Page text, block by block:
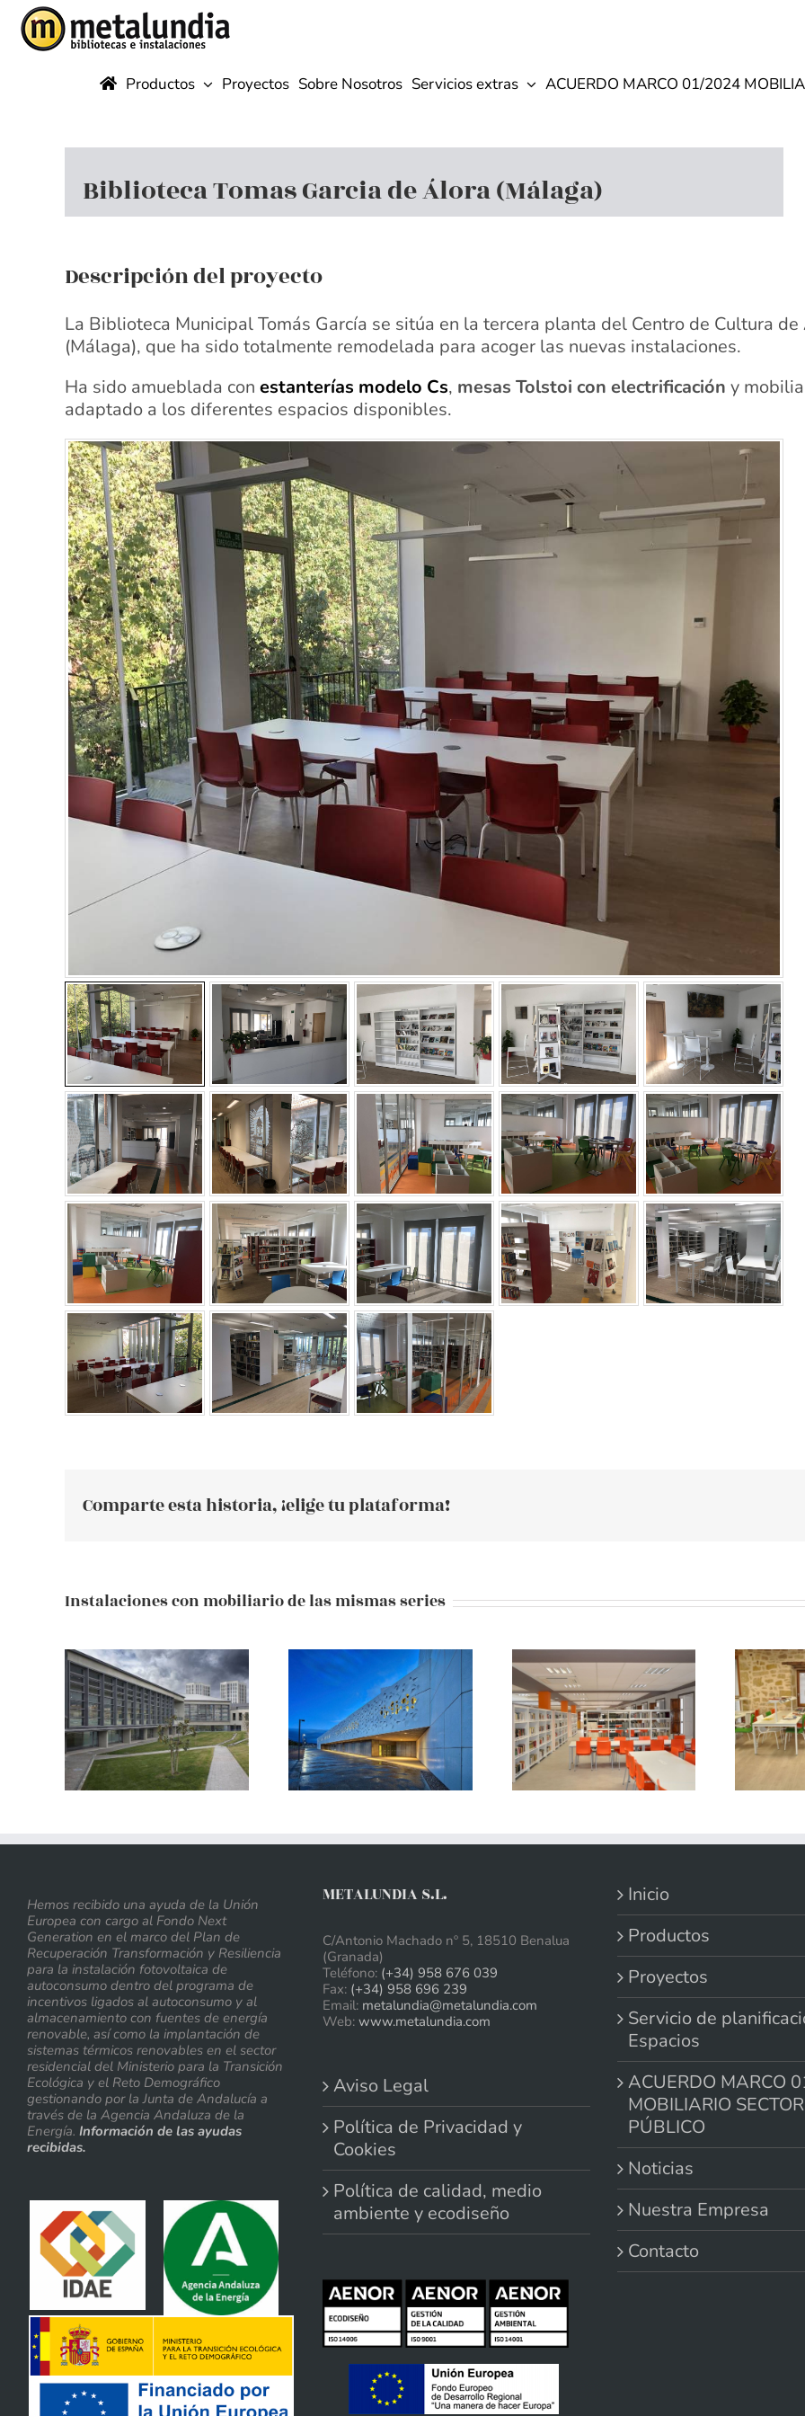
Saltar
contenido
Productos Proyectos Sobre Nosotros Servicios extras ACUERDO MARCO 01/2024
Biblioteca Tomas Garcia de Álora (Málaga)
Descripción del proyecto
La Biblioteca Municipal Tomás García se sitúa en la tercera planta del Centro de Cultura de
(Málaga), que ha sido totalmente remodelada para acoger las nuevas instalaciones.
Ha sido amueblada con estanterías modelo Cs, mesas Tolstoi con electrificación y
adaptado a los diferentes espacios disponibles.
Comparte esta historia, ¡elige tu plataforma!
Instalaciones con mobiliario de las mismas series
Biblioteca y Salas de
Servicios Generales del
Campus de Ciencias de
de Granada
Centro de Creación
Contemporánea de
Andalucia C3A, Córdoba
Biblioteca Pública
Municipal “Alcalá
Venceslada” – Andújar
(Jaén)
Hemos recibido una ayuda de la Unión
Europea con cargo al Fondo Next
Generation en el marco del Plan de
Recuperación Transformación y Resiliencia
para la instalación fotovoltaica de
autoconsumo dentro del programa de
incentivos ligados al autoconsumo y al
almacenamiento con fuentes de energía
renovable, así como la implantación de
sistemas térmicos renovables en el sector
residencial del Ministerio para la Transición
Ecológica y el Reto Demográfico
gestionando por la Junta de Andalucía a
través de la Agencia Andaluza de la
Energía. Información de las ayudas
recibidas.
METALUNDIA S.L.
C/Antonio Machado nº 5, 18510 Benalua
(Granada)
Teléfono: (+34) 958 676 039
Fax: (+34) 958 696 239
Email: metalundia@metalundia.com
Web: www.metalundia.com
Aviso Legal
Política de Privacidad y
Cookies
Política de calidad, medio
ambiente y ecodiseño
Inicio
Productos
Proyectos
Servicio de
Espacios
ACUERDO MARCO
MOBILIARIO SECTOR
PÚBLICO
Noticias
Nuestra Empresa
Contacto